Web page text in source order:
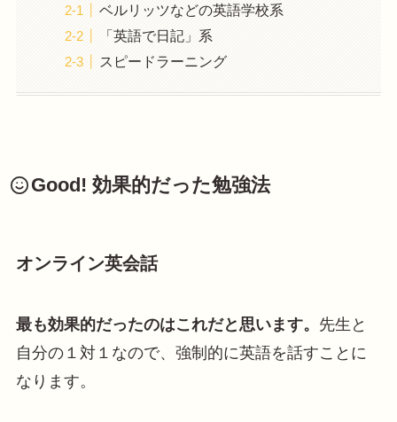
ベルリッツなどの英語学校系
「英語で日記」系
スピードラーニング
Good! 効果的だった勉強法
オンライン英会話
最も効果的だったのはこれだと思います。 先生と
自分の１対１なので、強制的に英語を話すことに
なります。